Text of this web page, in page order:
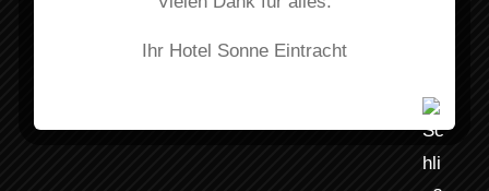
+49 (0)7841 645-0Ihr Hotel Sonne Eintracht